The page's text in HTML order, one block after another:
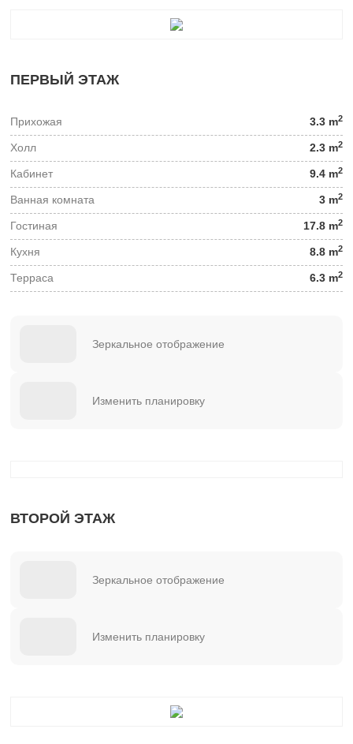
ПЕРВЫЙ ЭТАЖ
Прихожая 3.3 m2
Холл 2.3 m2
Кабинет 9.4 m2
Ванная комната 3 m2
Гостиная 17.8 m2
Кухня 8.8 m2
Терраса 6.3 m2
Зеркальное отображение
Изменить планировку
ВТОРОЙ ЭТАЖ
Зеркальное отображение
Изменить планировку